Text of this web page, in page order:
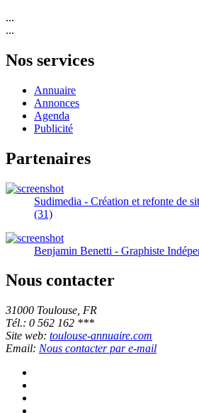
...
...
Nos services
Annuaire
Annonces
Agenda
Publicité
Partenaires
Sudimedia - Création et refonte de
(31)
Benjamin Benetti - Graphiste
Nous contacter
31000 Toulouse, FR
Tél.: 0 562 162 ***
Site web: toulouse-annuaire.com
Email: Nous contacter par e-mail